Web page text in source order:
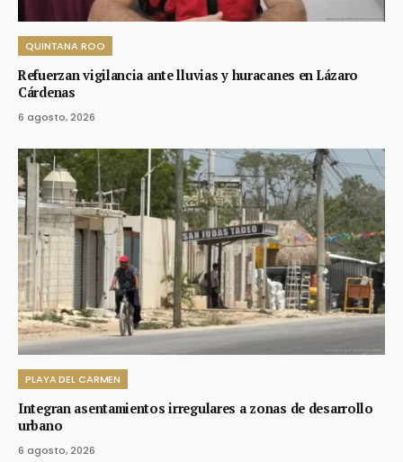
QUINTANA ROO
Refuerzan vigilancia ante lluvias y huracanes en Lázaro
Cárdenas
6 agosto, 2026
PLAYA DEL CARMEN
Integran asentamientos irregulares a zonas de desarrollo
urbano
6 agosto, 2026